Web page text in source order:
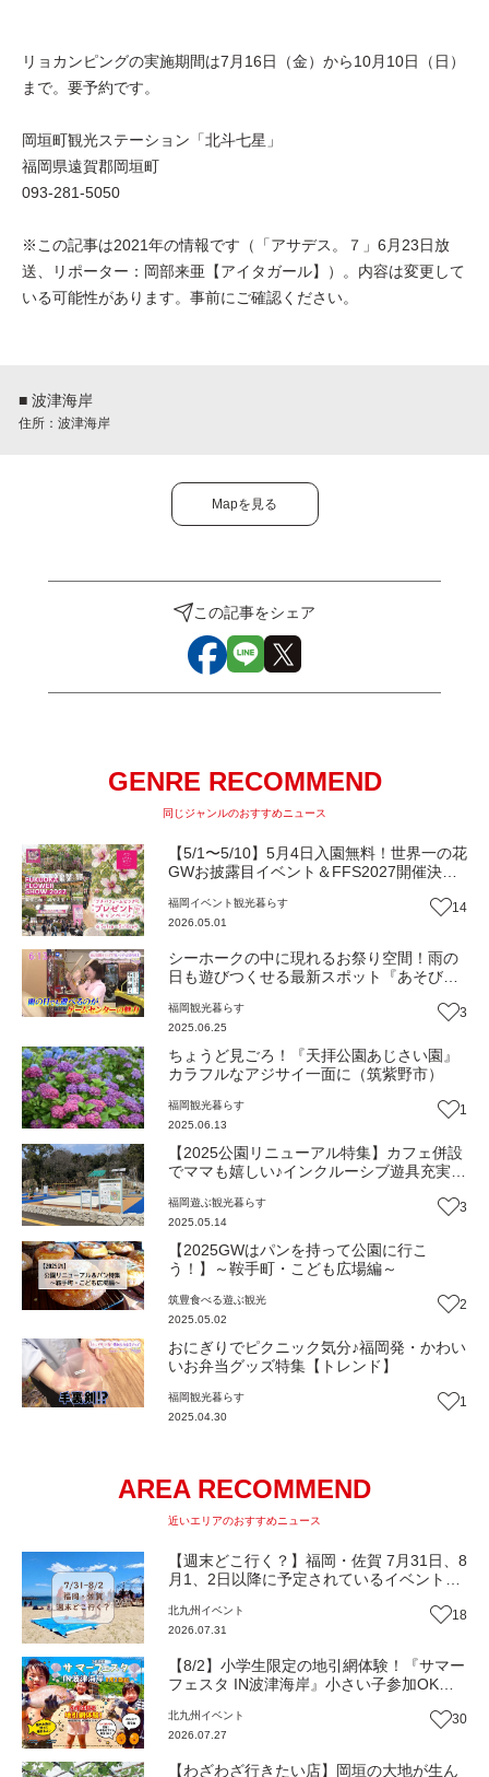
リョカンピングの実施期間は7月16日（金）から10月10日（日）
まで。要予約です。
岡垣町観光ステーション「北斗七星」
福岡県遠賀郡岡垣町
093-281-5050
※この記事は2021年の情報です（「アサデス。７」6月23日放
送、リポーター：岡部来亜【アイタガール】）。内容は変更して
いる可能性があります。事前にご確認ください。
■ 波津海岸
住所：波津海岸
Mapを見る
この記事をシェア
GENRE RECOMMEND
同じジャンルのおすすめニュース
【5/1〜5/10】5月4日入園無料！世界一の花
GWお披露目イベント＆FFS2027開催決
福岡 イベント観光暮らす
2026.05.01
14
シーホークの中に現れるお祭り空間！雨の
日も遊びつくせる最新スポット『あそびタ
福岡観光暮らす
2025.06.25
3
ちょうど見ごろ！『天拝公園あじさい園』
カラフルなアジサイ一面に（筑紫野市）
福岡観光暮らす
2025.06.13
1
【2025公園リニューアル特集】カフェ併設
でママも嬉しい♪インクルーシブ遊具充実
福岡遊ぶ観光暮らす
2025.05.14
3
【2025GWはパンを持って公園に行こ
う！】～鞍手町・こども広場編～
筑豊食べる遊ぶ観光
2025.05.02
2
おにぎりでピクニック気分♪福岡発・かわい
いお弁当グッズ特集【トレンド】
福岡観光暮らす
2025.04.30
1
AREA RECOMMEND
近いエリアのおすすめニュース
【週末どこ行く？】福岡・佐賀 7月31日、8
月1、2日以降に予定されているイベントま
北九州 イベント
2026.07.31
18
【8/2】小学生限定の地引網体験！『サマー
フェスタ IN波津海岸』小さい子参加OKの
ト】
北九州 イベント
2026.07.27
30
【わざわざ行きたい店】岡垣の大地が生ん